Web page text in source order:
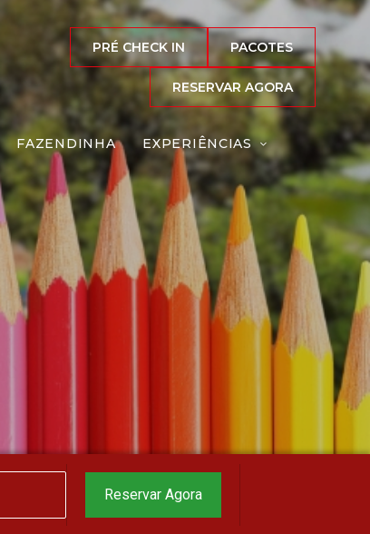
PRÉ CHECK IN PACOTES
RESERVAR AGORA
FAZENDINHA EXPERIÊNCIAS
Reservar Agora